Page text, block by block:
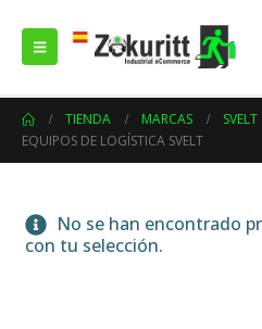
TIENDA MARCAS
SVELT
EQUIPOS DE LOGÍSTICA SVELT
No se han encontrado
con tu selección.